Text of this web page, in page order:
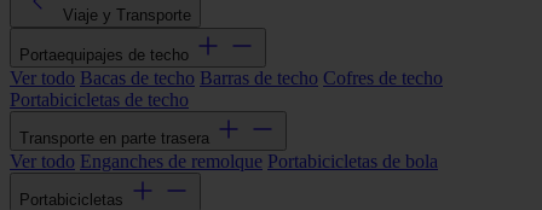
Viaje y Transporte
Portaequipajes de techo
Ver todo Bacas de techo Barras de techo Cofres de techo
Portabicicletas de techo
Transporte en parte trasera
Ver todo Enganches de remolque Portabicicletas de bola
Portabicicletas